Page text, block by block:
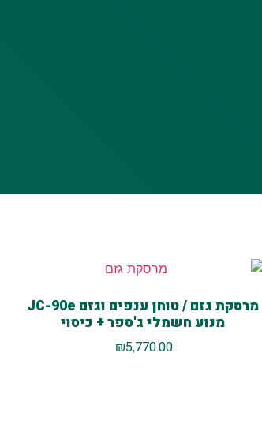
מרסקת גזם / טוחן ענפים וגזם JC-90e
מנוע חשמלי ג'ספר + כיסוי
₪5,770.00